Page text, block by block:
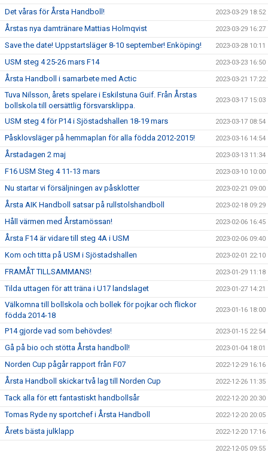
Det våras för Årsta Handboll! 2023-03-29 18:52
Årstas nya damtränare Mattias Holmqvist 2023-03-29 16:27
Save the date! Uppstartsläger 8-10 september! Enköping! 2023-03-28 10:11
USM steg 4 25-26 mars F14 2023-03-23 16:50
Årsta Handboll i samarbete med Actic 2023-03-21 17:22
Tuva Nilsson, årets spelare i Eskilstuna Guif. Från Årstas
bollskola till oersättlig försvarsklippa.
2023-03-17 15:03
USM steg 4 för P14 i Sjöstadshallen 18-19 mars 2023-03-17 08:54
Påsklovsläger på hemmaplan för alla födda 2012-2015! 2023-03-16 14:54
Årstadagen 2 maj 2023-03-13 11:34
F16 USM Steg 4 11-13 mars 2023-03-10 10:00
Nu startar vi försäljningen av påsklotter 2023-02-21 09:00
Årsta AIK Handboll satsar på rullstolshandboll 2023-02-18 09:29
Håll värmen med Årstamössan! 2023-02-06 16:45
Årsta F14 är vidare till steg 4A i USM 2023-02-06 09:40
Kom och titta på USM i Sjöstadshallen 2023-02-01 22:10
FRAMÅT TILLSAMMANS! 2023-01-29 11:18
Tilda uttagen för att träna i U17 landslaget 2023-01-27 14:21
Välkomna till bollskola och bollek för pojkar och flickor
födda 2014-18
2023-01-16 18:00
P14 gjorde vad som behövdes! 2023-01-15 22:54
Gå på bio och stötta Årsta handboll! 2023-01-04 18:01
Norden Cup pågår rapport från F07 2022-12-29 16:16
Årsta Handboll skickar två lag till Norden Cup 2022-12-26 11:35
Tack alla för ett fantastiskt handbollsår 2022-12-20 20:30
Tomas Ryde ny sportchef i Årsta Handboll 2022-12-20 20:05
Årets bästa julklapp 2022-12-20 17:16
2022-12-05 09:55